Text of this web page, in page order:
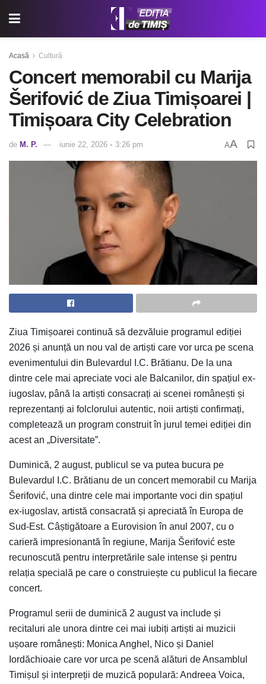
Acasă Cultură
Concert memorabil cu Marija
Šerifović de Ziua Timișoarei |
Timișoara City Celebration
de M. P. iunie 22, 2026 ◦ 3:26 pm AA
Ziua Timișoarei continuă să dezvăluie programul ediției
2026 și anunță un nou val de artiști care vor urca pe scena
evenimentului din Bulevardul I.C. Brătianu. De la una
dintre cele mai apreciate voci ale Balcanilor, din spațiul ex-
iugoslav, până la artiști consacrați ai scenei românești și
reprezentanți ai folclorului autentic, noii artiști confirmați,
completează un program construit în jurul temei ediției din
acest an „Diversitate”.
Duminică, 2 august, publicul se va putea bucura pe
Bulevardul I.C. Brătianu de un concert memorabil cu Marija
Šerifović, una dintre cele mai importante voci din spațiul
ex-iugoslav, artistă consacrată și apreciată în Europa de
Sud-Est. Câștigătoare a Eurovision în anul 2007, cu o
carieră impresionantă în regiune, Marija Šerifović este
recunoscută pentru interpretările sale intense și pentru
relația specială pe care o construiește cu publicul la fiecare
concert.
Programul serii de duminică 2 august va include și
recitaluri ale unora dintre cei mai iubiți artiști ai muzicii
ușoare românești: Monica Anghel, Nico și Daniel
Iordăchioaie care vor urca pe scenă alături de Ansamblul
Timișul și interpreții de muzică populară: Andreea Voica,